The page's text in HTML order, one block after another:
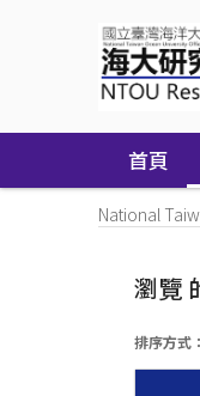
首頁
National
瀏覽
排序方式：